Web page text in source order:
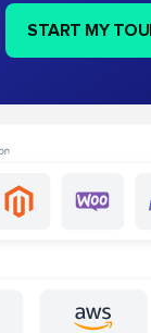
START MY